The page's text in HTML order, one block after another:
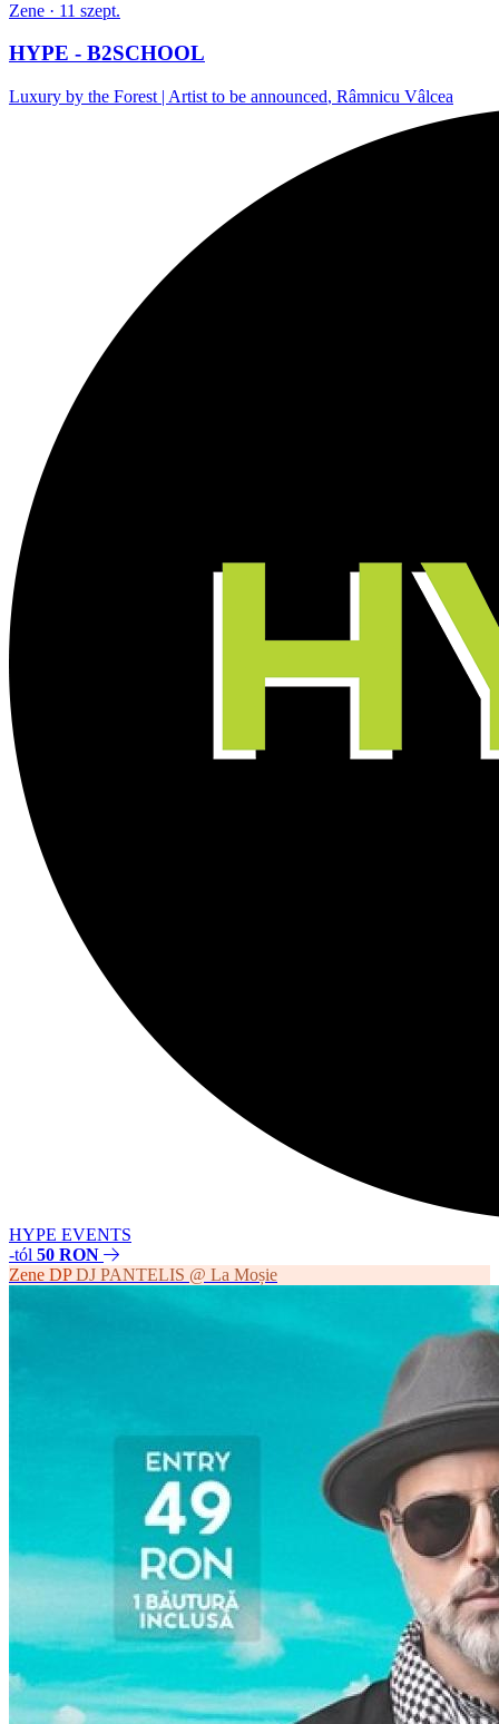
Zene · 11 szept.
HYPE - B2SCHOOL
Luxury by the Forest | Artist to be announced, Râmnicu Vâlcea
HYPE EVENTS
-tól 50 RON
Zene DP DJ PANTELIS @ La Moșie